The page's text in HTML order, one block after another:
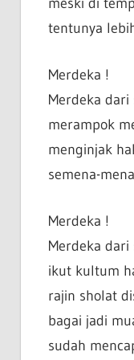
tentunya
Merdeka !
Merdeka
merampok
menginjak
semena-mena
Merdeka !
Merdeka dari
ikut kultum
rajin sholat
bagai jadi
sudah